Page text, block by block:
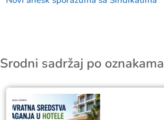
Srodni sadržaj po oznakama